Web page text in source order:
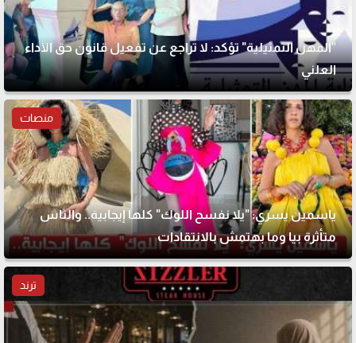
"المهن التمثيلية" تؤكد: لا تراجع عن تفعيل قانون حق الأداء
العلني
منصات
ياسمين يسري: "يلا نفسح اللوك" كلها إيجابية.. والناس
متأثرة بيا وما بهتمش بالانتقادات
ترند